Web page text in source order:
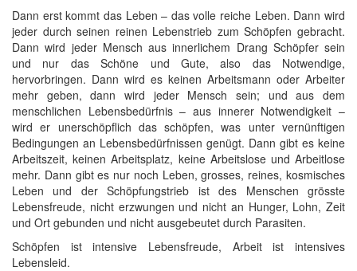
Dann erst kommt das Leben – das volle reiche Leben. Dann wird
jeder durch seinen reinen Lebenstrieb zum Schöpfen gebracht.
Dann wird jeder Mensch aus innerlichem Drang Schöpfer sein
und nur das Schöne und Gute, also das Notwendige,
hervorbringen. Dann wird es keinen Arbeitsmann oder Arbeiter
mehr geben, dann wird jeder Mensch sein; und aus dem
menschlichen Lebensbedürfnis – aus innerer Notwendigkeit –
wird er unerschöpflich das schöpfen, was unter vernünftigen
Bedingungen an Lebensbedürfnissen genügt. Dann gibt es keine
Arbeitszeit, keinen Arbeitsplatz, keine Arbeitslose und Arbeitlose
mehr. Dann gibt es nur noch Leben, grosses, reines, kosmisches
Leben und der Schöpfungstrieb ist des Menschen grösste
Lebensfreude, nicht erzwungen und nicht an Hunger, Lohn, Zeit
und Ort gebunden und nicht ausgebeutet durch Parasiten.
Schöpfen ist intensive Lebensfreude, Arbeit ist intensives
Lebensleid.